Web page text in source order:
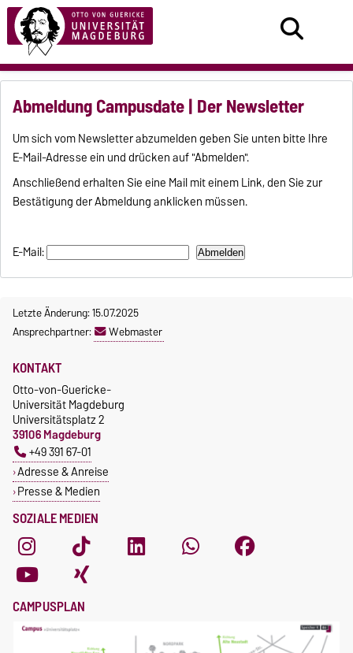
Abmeldung Campusdate | Der Newsletter
Um sich vom Newsletter abzumelden geben Sie unten bitte Ihre
E-Mail-Adresse ein und drücken auf "Abmelden".
Anschließend erhalten Sie eine Mail mit einem Link, den Sie zur
Bestätigung der Abmeldung anklicken müssen.
E-Mail:
Letzte Änderung: 15.07.2025
Ansprechpartner:
Webmaster
SOZIALE MEDIEN
KONTAKT
Otto-von-Guericke-
Universität Magdeburg
Universitätsplatz 2
39106 Magdeburg
+49 391 67-01
Adresse & Anreise
Presse & Medien
CAMPUSPLAN